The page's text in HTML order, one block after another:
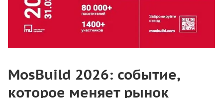
MosBuild 2026: событие,
которое меняет рынок